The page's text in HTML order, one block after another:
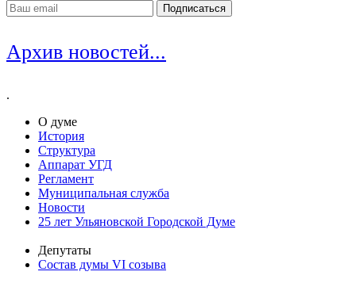
Архив новостей...
.
О думе
История
Структура
Аппарат УГД
Регламент
Муниципальная служба
Новости
25 лет Ульяновской Городской Думе
Депутаты
Состав думы VI созыва